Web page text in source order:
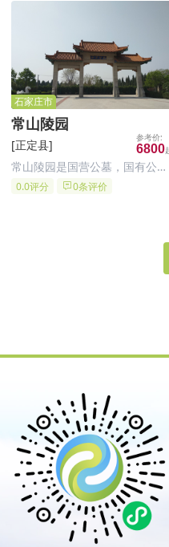
武、观音坐。是一处难得的堪舆
石家庄市
常山陵园
[正定县] 6800
常山陵园是国营公墓，国有公墓
有保障，再就是离市近，方便祭
文化、建筑艺术的传承与创新，
0.0评分 0条评价